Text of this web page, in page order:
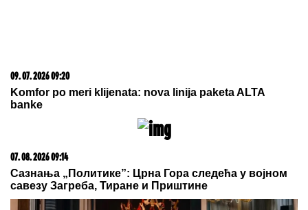
09. 07. 2026 09:20
Komfor po meri klijenata: nova linija paketa ALTA
banke
07. 08. 2026 09:14
Сазнања „Политике”: Црна Гора следећа у војном
савезу Загреба, Тиране и Приштине